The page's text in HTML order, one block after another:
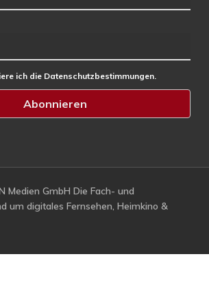
ich die Datenschutzbestimmungen.
Medien GmbH Die Fach- und
um digitales Fernsehen, Heimkino &